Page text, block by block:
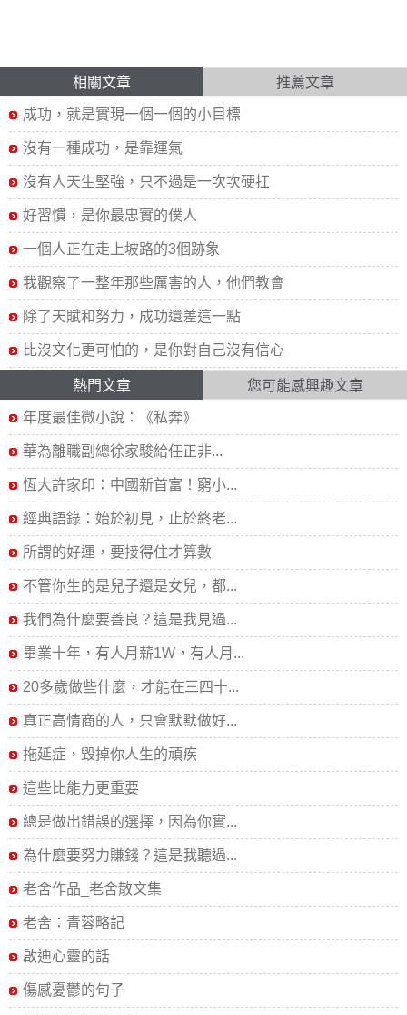
相關文章 推薦文章
成功，就是實現一個一個的小目標
沒有一種成功，是靠運氣
沒有人天生堅強，只不過是一次次硬扛
好習慣，是你最忠實的僕人
一個人正在走上坡路的3個跡象
我觀察了一整年那些厲害的人，他們教會
除了天賦和努力，成功還差這一點
比沒文化更可怕的，是你對自己沒有信心
熱門文章 您可能感興趣文章
年度最佳微小說：《私奔》
華為離職副總徐家駿給任正非...
恆大許家印：中國新首富！窮小...
經典語錄：始於初見，止於終老...
所謂的好運，要接得住才算數
不管你生的是兒子還是女兒，都...
我們為什麼要善良？這是我見過...
畢業十年，有人月薪1W，有人月...
20多歲做些什麼，才能在三四十...
真正高情商的人，只會默默做好...
拖延症，毀掉你人生的頑疾
這些比能力更重要
總是做出錯誤的選擇，因為你實...
為什麼要努力賺錢？這是我聽過...
老舍作品_老舍散文集
老舍：青蓉略記
啟迪心靈的話
傷感憂鬱的句子